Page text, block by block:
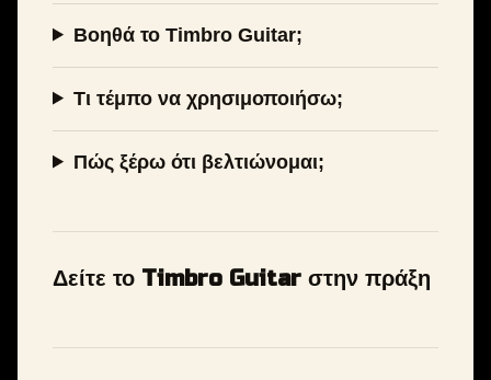
Βοηθά το Timbro Guitar;
Τι τέμπο να χρησιμοποιήσω;
Πώς ξέρω ότι βελτιώνομαι;
Δείτε το Timbro Guitar στην πράξη